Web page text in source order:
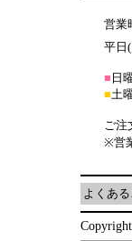
営業
平日
■ 日
■土
ご注
※営
よくあ